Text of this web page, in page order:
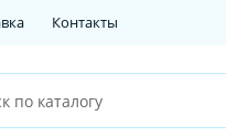
Контакты